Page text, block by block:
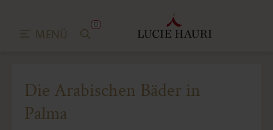
MENÜ
0
Die Arabischen Bäder in
Palma